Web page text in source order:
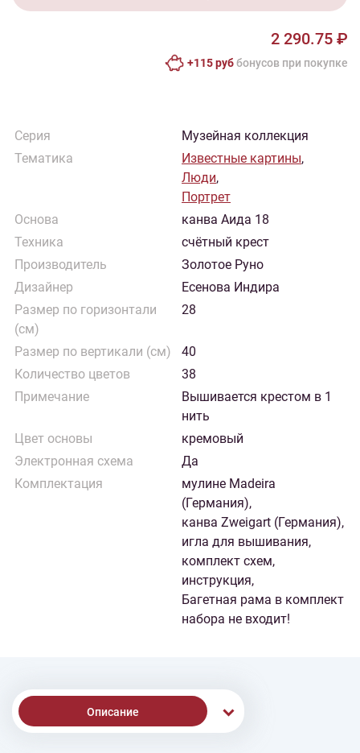
2 290.75 ₽
+115 руббонусов при покупке
Серия
Музейная коллекция
Тематика
Известные картины,
Люди,
Портрет
Основа
канва Аида 18
Техника
счётный крест
Производитель
Золотое Руно
Дизайнер
Есенова Индира
Размер по горизонтали
(см)
28
Размер по вертикали (см)
40
Количество цветов
38
Примечание
Вышивается крестом в 1
нить
Цвет основы
кремовый
Электронная схема
Да
Комплектация
мулине Madeira
(Германия),
канва Zweigart (Германия),
игла для вышивания,
комплект схем,
инструкция,
Багетная рама в комплект
набора не входит!
Описание